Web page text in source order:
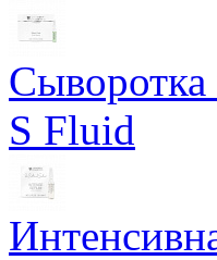
Сыворотка
S Fluid